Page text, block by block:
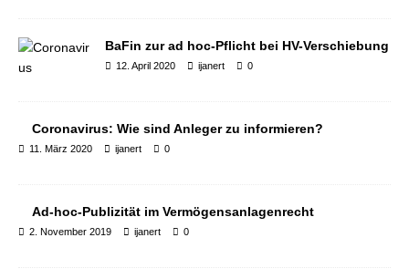
BaFin zur ad hoc-Pflicht bei HV-Verschiebung
12. April 2020 ijanert 0
Coronavirus: Wie sind Anleger zu informieren?
11. März 2020 ijanert 0
Ad-hoc-Publizität im Vermögensanlagenrecht
2. November 2019 ijanert 0